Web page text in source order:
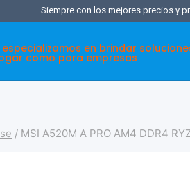
Siempre con los mejores precios y
especializamos en brindar
como para empresas
/ MSI A520M A PRO AM4 DDR4